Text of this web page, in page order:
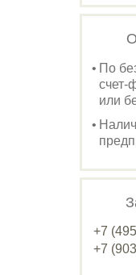
По
счет-
или
+7
+7